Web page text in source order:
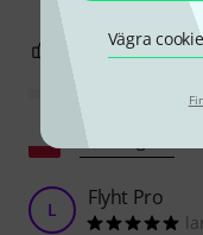
Vägra
0
L Flyht Pro